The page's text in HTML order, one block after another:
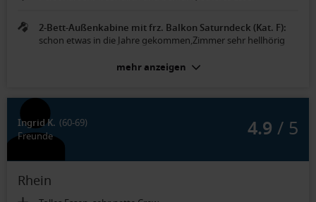
2-Bett-Außenkabine mit frz. Balkon Saturndeck (Kat. F):
schon etwas in die Jahre gekommen,Zimmer sehr hellhörig
mehr anzeigen
Ingrid K. (60-69)
Freunde
4.9 / 5
Rhein